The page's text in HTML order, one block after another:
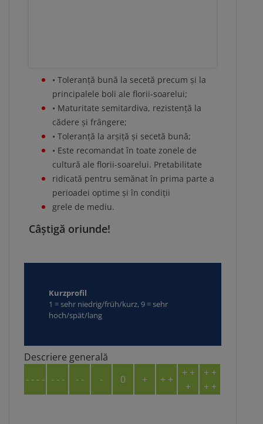
• Toleranță bună la secetă precum și la
principalele boli ale florii-soarelui;
• Maturitate semitardiva, rezistență la
cădere și frângere;
• Toleranță la arșiță și secetă bună;
• Este recomandat în toate zonele de
cultură ale florii-soarelui. Pretabilitate
ridicată pentru semănat în prima parte a
perioadei optime și în condiții
grele de mediu.
Câștigă oriunde!
Kurzprofil
1 = sehr niedrig/früh/kurz, 9 = sehr
hoch/spät/lang
Descriere generală
- - - - - - - - - - 0 + + +
+ +
+
+ +
+ +